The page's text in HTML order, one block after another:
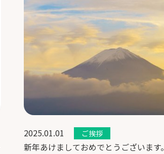
2025.01.01 ご挨拶
新年あけましておめでとうございます。